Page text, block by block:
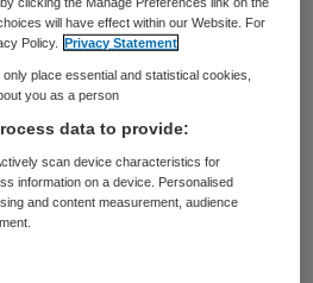
sluiting was het niet
van de gevestigde
locatie. Deinspectie
en ernstig risico voor de
3 en 5 november deed
will have effect within our Website. For
Policy.
Privacy Statement
place essential and statistical cookies,
you as a person
data to provide:
scan device characteristics for
information on a device. Personalised
and content measurement, audience